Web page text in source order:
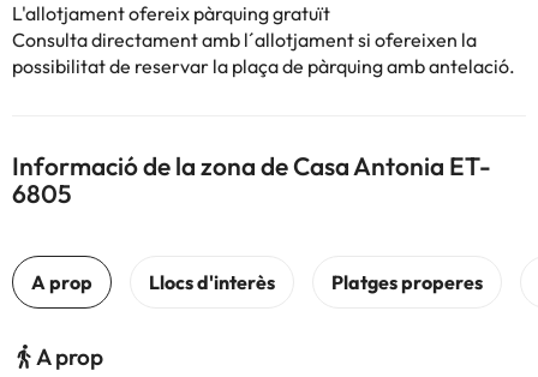
L'allotjament ofereix pàrquing gratuït
Consulta directament amb l´allotjament si ofereixen la
possibilitat de reservar la plaça de pàrquing amb antelació.
Informació de la zona de Casa Antonia ET-
6805
A prop